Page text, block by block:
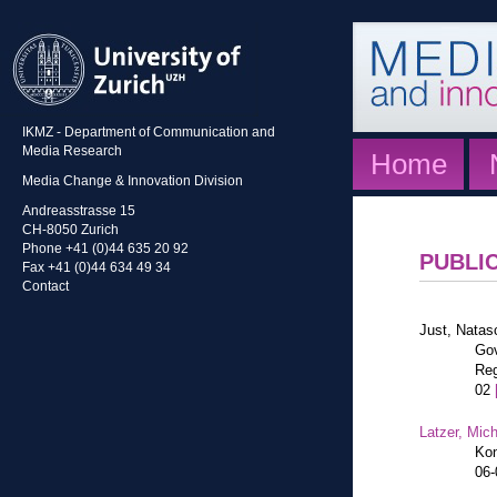
IKMZ - Department of Communication and
Media Research
Media Change & Innovation Division
Andreasstrasse 15
CH-8050 Zurich
Phone +41 (0)44 635 20 92
Fax +41 (0)44 634 49 34
Contact
Home
Just,
02
Latzer,